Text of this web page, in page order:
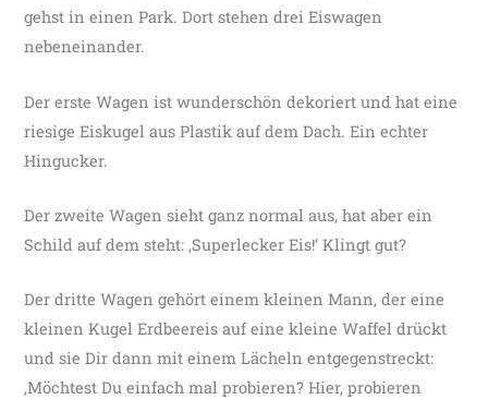
gehst in einen Park. Dort stehen drei Eiswagen
nebeneinander.
Der erste Wagen ist wunderschön dekoriert und hat eine
riesige Eiskugel aus Plastik auf dem Dach. Ein echter
Hingucker.
Der zweite Wagen sieht ganz normal aus, hat aber ein
Schild auf dem steht: ‚Superlecker Eis!‘ Klingt gut?
Der dritte Wagen gehört einem kleinen Mann, der eine
kleinen Kugel Erdbeereis auf eine kleine Waffel drückt
und sie Dir dann mit einem Lächeln entgegenstreckt:
‚Möchtest Du einfach mal probieren? Hier, probieren